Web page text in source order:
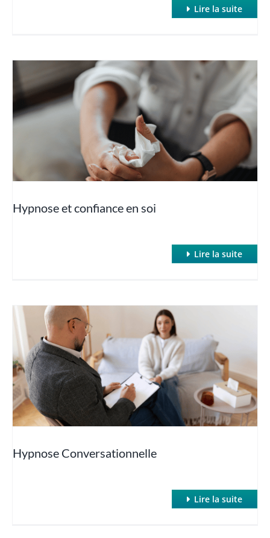
Lire la suite
Hypnose et confiance en soi
Lire la suite
Hypnose Conversationnelle
Lire la suite